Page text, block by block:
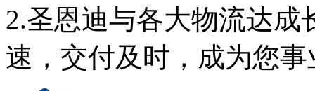
2.圣恩迪与各大物流达成
速，交付及时，成为您